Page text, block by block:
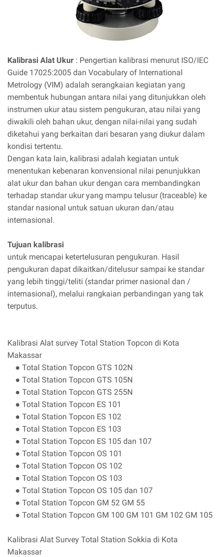
Kalibrasi Alat Ukur : Pengertian kalibrasi menurut ISO/IEC
Guide 17025:2005 dan Vocabulary of International
Metrology (VIM) adalah serangkaian kegiatan yang
membentuk hubungan antara nilai yang ditunjukkan oleh
instrumen ukur atau sistem pengukuran, atau nilai yang
diwakili oleh bahan ukur, dengan nilai-nilai yang sudah
diketahui yang berkaitan dari besaran yang diukur dalam
kondisi tertentu.
Dengan kata lain, kalibrasi adalah kegiatan untuk
menentukan kebenaran konvensional nilai penunjukkan
alat ukur dan bahan ukur dengan cara membandingkan
terhadap standar ukur yang mampu telusur (traceable) ke
standar nasional untuk satuan ukuran dan/atau
internasional.
Tujuan kalibrasi
untuk mencapai ketertelusuran pengukuran. Hasil
pengukuran dapat dikaitkan/ditelusur sampai ke standar
yang lebih tinggi/teliti (standar primer nasional dan /
internasional), melalui rangkaian perbandingan yang tak
terputus.
Kalibrasi Alat survey Total Station Topcon di Kota
Makassar
● Total Station Topcon GTS 102N
● Total Station Topcon GTS 105N
● Total Station Topcon GTS 255N
● Total Station Topcon ES 101
● Total Station Topcon ES 102
● Total Station Topcon ES 103
● Total Station Topcon ES 105 dan 107
● Total Station Topcon OS 101
● Total Station Topcon OS 102
● Total Station Topcon OS 103
● Total Station Topcon OS 105 dan 107
● Total Station Topcon GM 52 GM 55
● Total Station Topcon GM 100 GM 101 GM 102 GM 105
Kalibrasi Alat Survey Total Station Sokkia di Kota
Makassar